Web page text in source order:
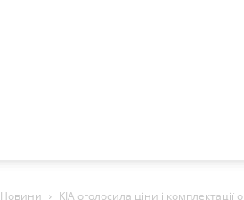
Новини KIA оголосила ціни і комплектації